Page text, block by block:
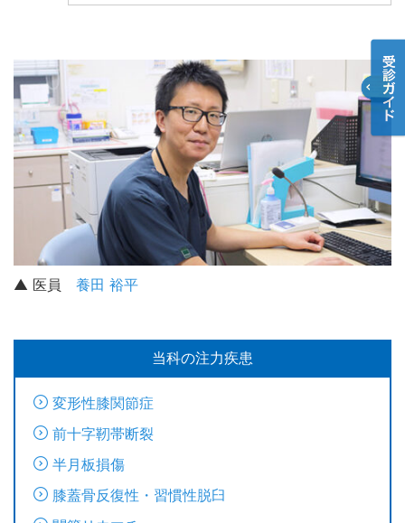
▲ 医員 養田 裕平
当科の注力疾患
変形性膝関節症
前十字靭帯断裂
半月板損傷
膝蓋骨反復性・習慣性脱臼